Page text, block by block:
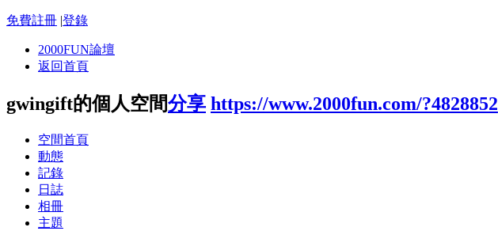
免費註冊 |登錄
2000FUN論壇
返回首頁
gwingift的個人空間分享 https://www.2000fun.com/?4828852
空間首頁
動態
記錄
日誌
相冊
主題